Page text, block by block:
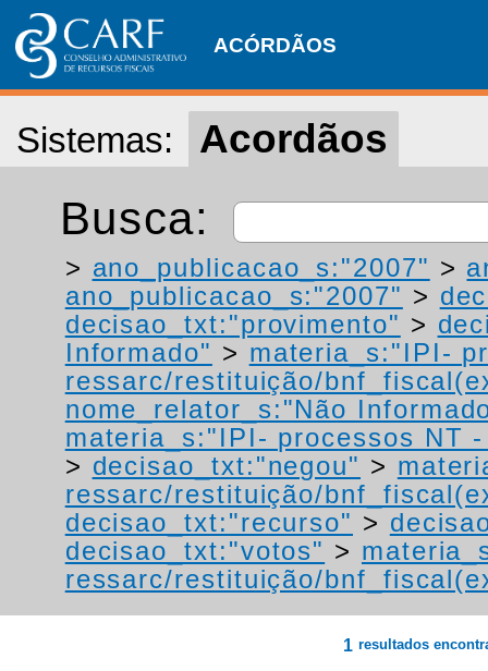
ACÓRDÃOS
Sistemas: Acordãos
Busca:
> ano_publicacao_s:"2007" >
ano_publicacao_s:"2007" >
decisao_txt:"provimento" >
Informado" > materia_s:"IPI-
ressarc/restituição/
nome_relator_s:"Não
materia_s:"IPI- processos NT
> decisao_txt:"negou" >
ressarc/restituição/
decisao_txt:"recurso" >
decisao_txt:"votos" >
ressarc/restituição/
1 resultados